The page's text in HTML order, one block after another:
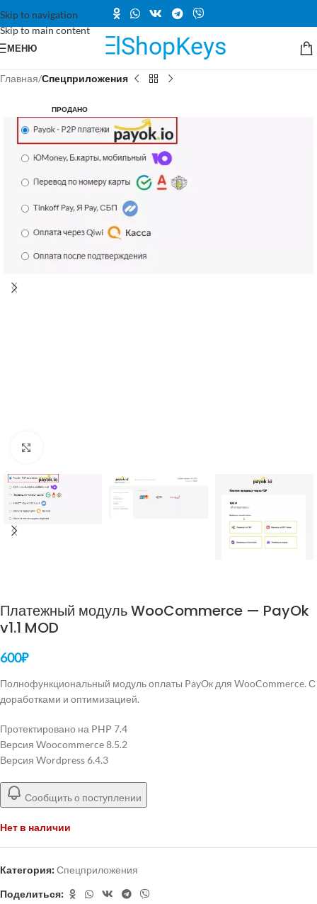
Skip to navigation
Skip to main content
МЕНЮ
Главная Спецприложения
ПРОДАНО
Платежный модуль WooCommerce — PayOk
v1.1 MOD
600₽
Полнофункциональный модуль оплаты PayOк для WooCommerce. С
доработками и оптимизацией.
Протектировано на PHP 7.4
Версия Woocommerce 8.5.2
Версия Wordpress 6.4.3
Сообщить о поступлении
Нет в наличии
Категория:Спецприложения
Поделиться: